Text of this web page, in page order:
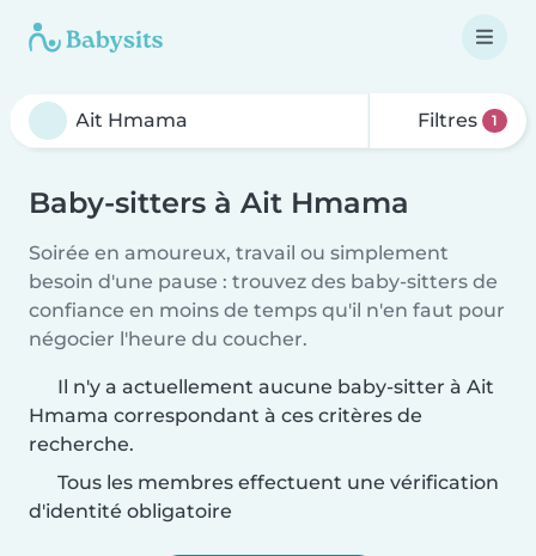
Filtres 1
Baby-sitters à Ait Hmama
Soirée en amoureux, travail ou simplement
besoin d'une pause : trouvez des baby-sitters de
confiance en moins de temps qu'il n'en faut pour
négocier l'heure du coucher.
Il n'y a actuellement aucune baby-sitter à Ait
Hmama correspondant à ces critères de
recherche.
Tous les membres effectuent une vérification
d'identité obligatoire